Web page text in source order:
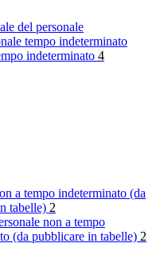
del personale
tempo indeterminato
indeterminato 4
a tempo indeterminato (da
tabelle) 2
non a tempo
(da pubblicare in tabelle) 2